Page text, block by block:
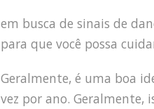
em busca de sinais de
para que você possa
Geralmente, é uma boa
vez por ano. Geralmente,